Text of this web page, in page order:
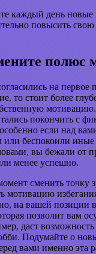
каждый день
повысить свою
полюс
на первое
то стоит более
покончить с
если над
или беспокоили
вы бежали от
менее успешно.
сменить точку
мотивацию
на вашей позиции
позволит вам
даст возможность
Подумайте о
вами именно эта